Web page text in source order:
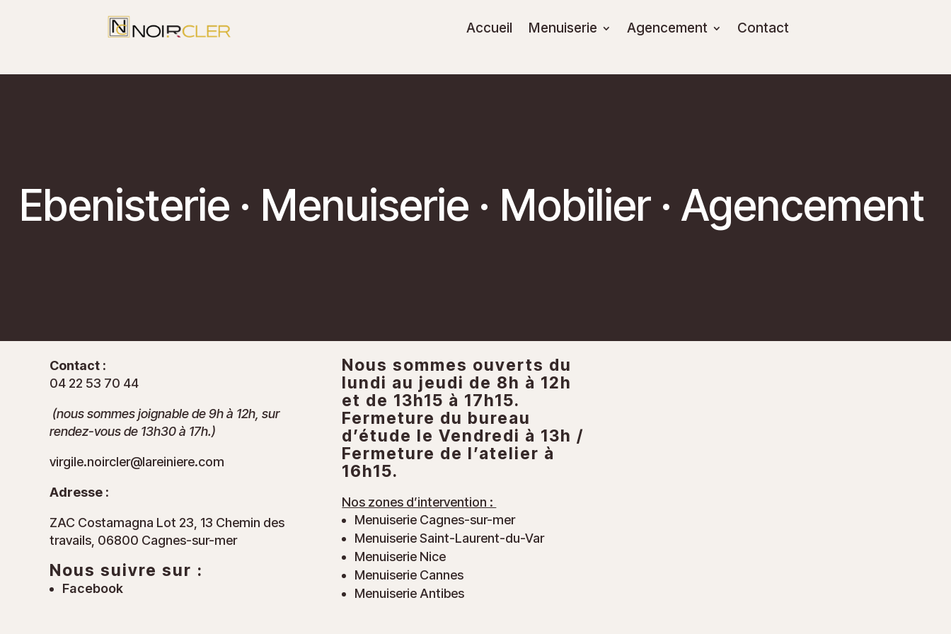
Accueil Menuiserie Agencement Contact
Ebenisterie · Menuiserie · Mobilier · Agencement
Contact :
04 22 53 70 44
(nous sommes joignable de 9h à 12h, sur
rendez-vous de 13h30 à 17h.)
virgile.noircler@lareiniere.com
Adresse :
ZAC Costamagna Lot 23, 13 Chemin des
travails, 06800 Cagnes-sur-mer
Nous suivre sur :
Facebook
Nous sommes ouverts du
lundi au jeudi de 8h à 12h
et de 13h15 à 17h15.
Fermeture du bureau
d’étude le Vendredi à 13h /
Fermeture de l’atelier à
16h15.
Nos zones d’intervention :
Menuiserie Cagnes-sur-mer
Menuiserie Saint-Laurent-du-Var
Menuiserie Nice
Menuiserie Cannes
Menuiserie Antibes